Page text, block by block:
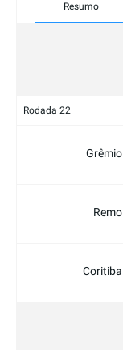
Resumo
Rodada 22
Grêmio
Remo
Coritiba